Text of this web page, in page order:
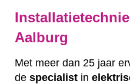
Aalburg
Met meer dan 25 jaar
de specialist in